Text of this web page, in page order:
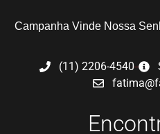
Campanha Vinde Nossa
(11) 2206-4540